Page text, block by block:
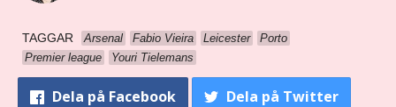
TAGGAR Arsenal Fabio Vieira Leicester
Porto
Premier league
Youri Tielemans
Dela på Facebook Dela på Twitter